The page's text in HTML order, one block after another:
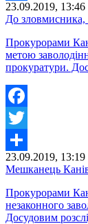
Share
23.09.2019, 13:46
До
Прокурорами
метою
прокуратури.
Facebook
Twitter
Share
23.09.2019, 13:19
Мешканець
Прокурорами
незаконного
Досудовим